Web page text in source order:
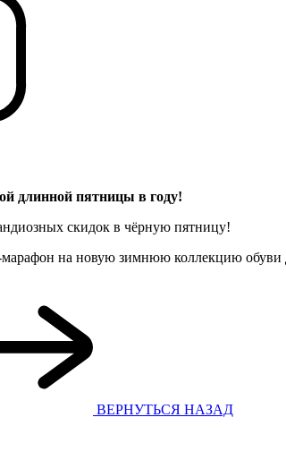
длинной пятницы в году!
скидок в чёрную пятницу!
на новую зимнюю коллекцию обуви
ВЕРНУТЬСЯ НАЗАД